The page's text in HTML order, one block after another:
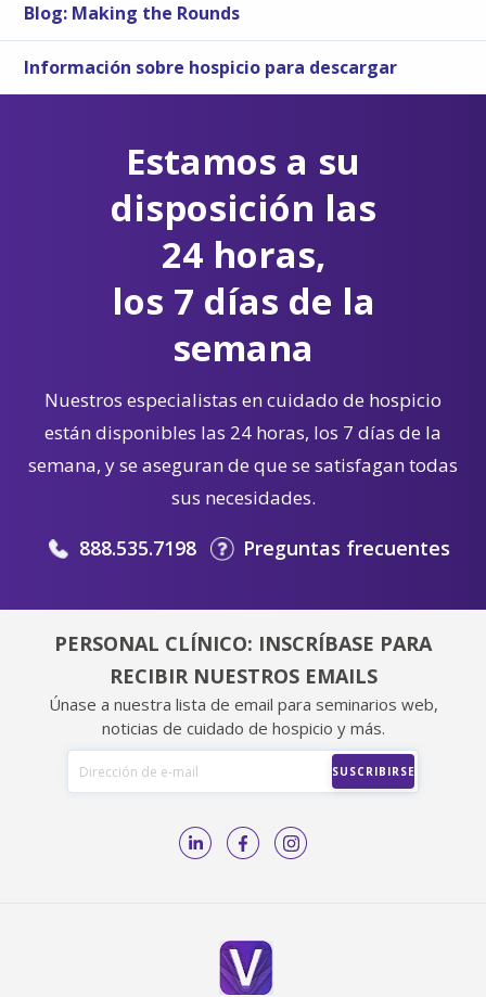
Blog: Making the Rounds
Información sobre hospicio para descargar
Estamos a su
disposición las
24 horas,
los 7 días de la
semana
Nuestros especialistas en cuidado de hospicio
están disponibles las 24 horas, los 7 días de la
semana, y se aseguran de que se satisfagan todas
sus necesidades.
888.535.7198 Preguntas frecuentes
PERSONAL CLÍNICO: INSCRÍBASE PARA
RECIBIR NUESTROS EMAILS
Únase a nuestra lista de email para seminarios web,
noticias de cuidado de hospicio y más.